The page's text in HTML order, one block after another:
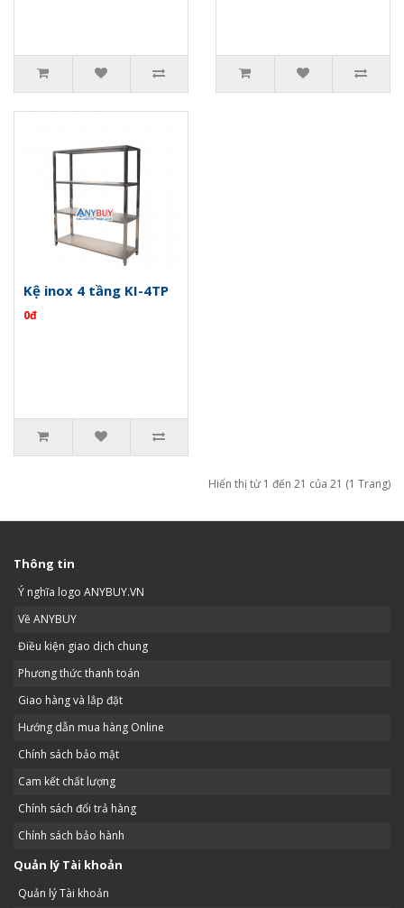
Kệ inox 4 tầng KI-4TP
0đ
Hiển thị từ 1 đến 21 của 21 (1 Trang)
Thông tin
Ý nghĩa logo ANYBUY.VN
Về ANYBUY
Điều kiện giao dịch chung
Phương thức thanh toán
Giao hàng và lắp đặt
Hướng dẫn mua hàng Online
Chính sách bảo mật
Cam kết chất lượng
Chính sách đổi trả hàng
Chính sách bảo hành
Quản lý Tài khoản
Quản lý Tài khoản